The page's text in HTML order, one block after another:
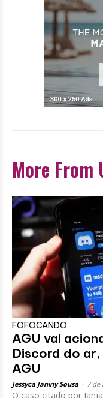
More From
FOFOCANDO
AGU vai
Discord do
AGU
Jessyca Janiny Sousa 7 de
O caso citado por